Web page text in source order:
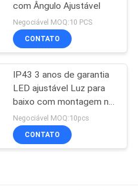
com Ângulo Ajustável
Negociável MOQ:10 PCS
CONTATO
IP43 3 anos de garantia
LED ajustável Luz para
baixo com montagem na
superfície Para uso
doméstico no shopping
Negociável MOQ:10pcs
CONTATO